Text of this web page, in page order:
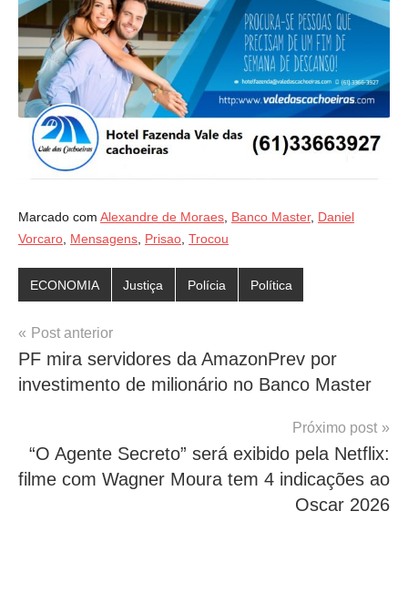
Marcado com Alexandre de Moraes Banco Master, Daniel
Vorcaro Mensagens Prisao Trocou
ECONOMIA Justiça Polícia Política
Navegação
de
Post
Post anterior
PF mira servidores da AmazonPrev por
investimento de milionário no Banco Master
Próximo post
“O Agente Secreto” será exibido pela Netflix:
filme com Wagner Moura tem 4 indicações ao
Oscar 2026